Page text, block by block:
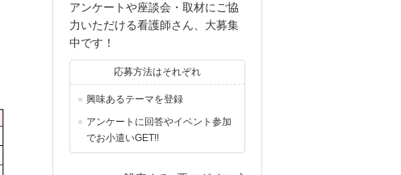
アンケートや座談会・取材にご協
力いただける看護師さん、大募集
中です！
応募方法はそれぞれ
興味あるテーマを登録
アンケートに回答やイベント参加
でお小遣いGET!!